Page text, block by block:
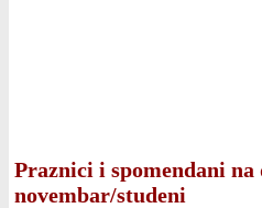
Praznici i spomendani na
novembar/studeni